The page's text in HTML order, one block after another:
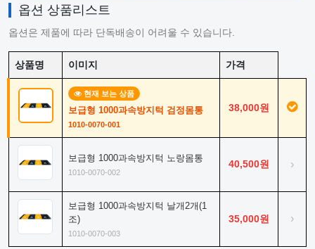
옵션 상품리스트
옵션은 제품에 따라 단독배송이 어려울 수 있습니다.
상품명 이미지 가격
현재 보는 상품
보급형 1000과속방지턱 검정몸통
1010-0070-001
38,000원
보급형 1000과속방지턱 노랑몸통
1010-0070-002
40,500원 ›
보급형 1000과속방지턱 날개2개(1
조)
1010-0070-003
35,000원 ›